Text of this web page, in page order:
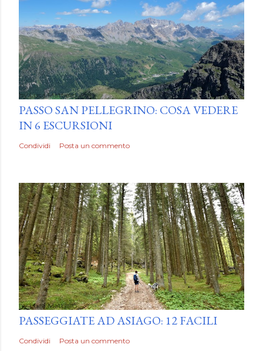
byLuca Mattiello
PASSO SAN PELLEGRINO: COSA VEDERE
IN 6 ESCURSIONI
Condividi Posta un commento
byLuca Mattiello
PASSEGGIATE AD ASIAGO: 12 FACILI
Condividi Posta un commento